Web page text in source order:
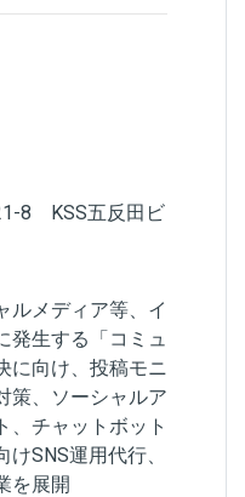
8 KSS五反田ビ
ルメディア等、イ
発生する「コミュ
に向け、投稿モニ
策、ソーシャルア
、チャットボット
SNS運用代行、
を展開